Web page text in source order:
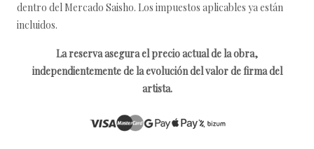
dentro del Mercado Saisho. Los impuestos aplicables ya están
incluidos.
La reserva asegura el precio actual de la obra,
independientemente de la evolución del valor de firma del
artista.